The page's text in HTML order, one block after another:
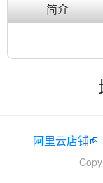
简介
阿里云店铺